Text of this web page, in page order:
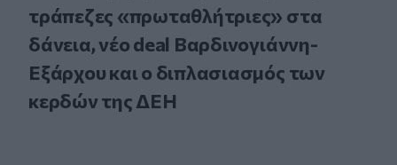
τράπεζες «πρωταθλήτριες» στα
δάνεια, νέο deal Βαρδινογιάννη-
Εξάρχου και ο διπλασιασμός των
κερδών της ΔΕΗ